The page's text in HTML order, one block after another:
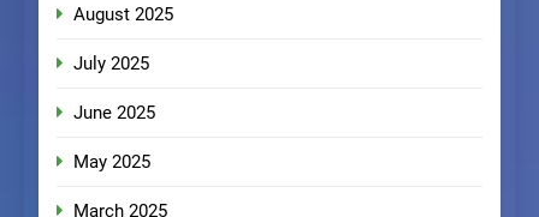
August 2025
July 2025
June 2025
May 2025
March 2025